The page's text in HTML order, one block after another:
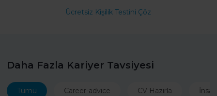
Ücretsiz Kişilik Testini Çöz
Daha Fazla Kariyer Tavsiyesi
Tümü Career-advice CV Hazırla